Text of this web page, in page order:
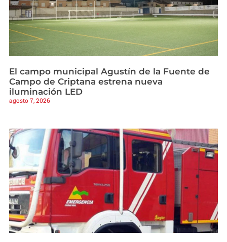
El campo municipal Agustín de la Fuente de
Campo de Criptana estrena nueva
iluminación LED
agosto 7, 2026